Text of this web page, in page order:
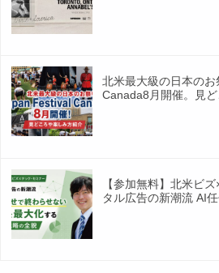
北米最大級の日本の
Canada8月開催。見ど
【参加無料】北米ビ
タル広告の新潮流 AI